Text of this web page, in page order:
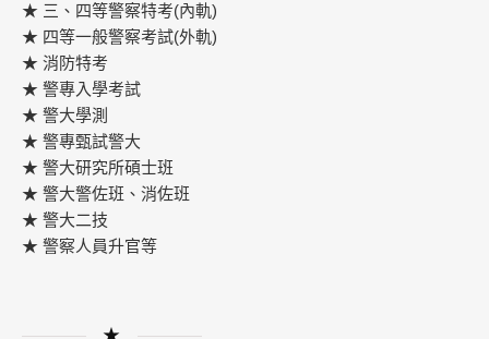
★ 三、四等警察特考(內軌)
★ 四等一般警察考試(外軌)
★ 消防特考
★ 警專入學考試
★ 警大學測
★ 警專甄試警大
★ 警大研究所碩士班
★ 警大警佐班、消佐班
★ 警大二技
★ 警察人員升官等